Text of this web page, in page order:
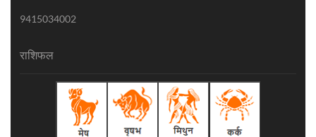
9415034002
राशिफल